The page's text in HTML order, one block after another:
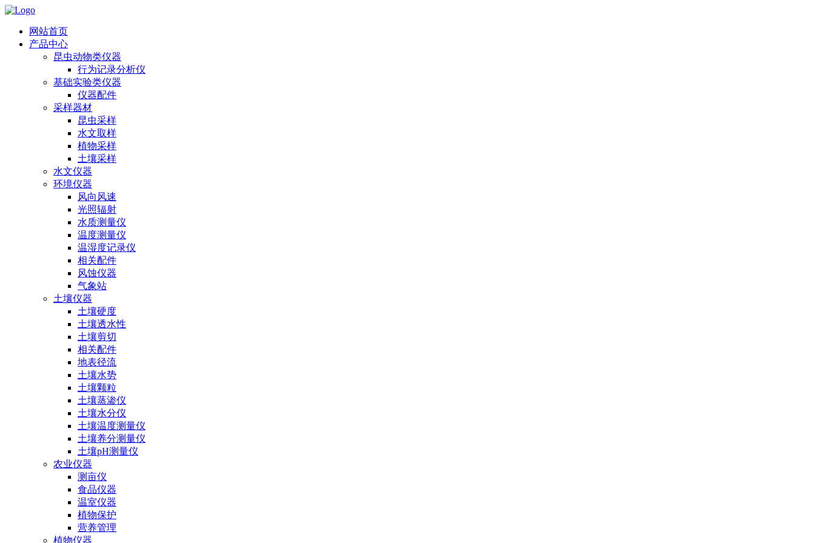
网站首页
产品中心
昆虫动物类仪器
行为记录分析仪
基础实验类仪器
仪器配件
采样器材
昆虫采样
水文取样
植物采样
土壤采样
水文仪器
环境仪器
风向风速
光照辐射
水质测量仪
温度测量仪
温湿度记录仪
相关配件
风蚀仪器
气象站
土壤仪器
土壤硬度
土壤透水性
土壤剪切
相关配件
地表径流
土壤水势
土壤颗粒
土壤蒸渗仪
土壤水分仪
土壤温度测量仪
土壤养分测量仪
土壤pH测量仪
农业仪器
测亩仪
食品仪器
温室仪器
植物保护
营养管理
植物仪器